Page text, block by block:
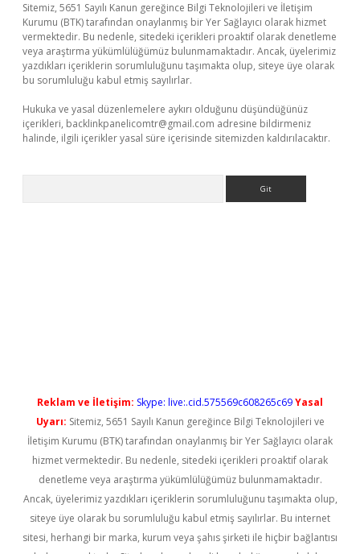
Sitemiz, 5651 Sayılı Kanun gereğince Bilgi Teknolojileri ve İletişim
Kurumu (BTK) tarafından onaylanmış bir Yer Sağlayıcı olarak hizmet
vermektedir. Bu nedenle, sitedeki içerikleri proaktif olarak denetleme
veya araştırma yükümlülüğümüz bulunmamaktadır. Ancak, üyelerimiz
yazdıkları içeriklerin sorumluluğunu taşımakta olup, siteye üye olarak
bu sorumluluğu kabul etmiş sayılırlar.
Hukuka ve yasal düzenlemelere aykırı olduğunu düşündüğünüz
içerikleri, backlinkpanelicomtr@gmail.com adresine bildirmeniz
halinde, ilgili içerikler yasal süre içerisinde sitemizden kaldırılacaktır.
Reklam ve İletişim: Skype: live:.cid.575569c608265c69Yasal
Uyarı: Sitemiz, 5651 Sayılı Kanun gereğince Bilgi Teknolojileri ve
İletişim Kurumu (BTK) tarafından onaylanmış bir Yer Sağlayıcı olarak
hizmet vermektedir. Bu nedenle, sitedeki içerikleri proaktif olarak
denetleme veya araştırma yükümlülüğümüz bulunmamaktadır.
Ancak, üyelerimiz yazdıkları içeriklerin sorumluluğunu taşımakta olup,
siteye üye olarak bu sorumluluğu kabul etmiş sayılırlar. Bu internet
sitesi, herhangi bir marka, kurum veya şahıs şirketi ile hiçbir bağlantısı